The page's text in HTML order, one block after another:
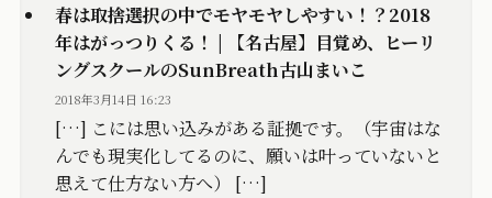
春は取捨選択の中でモヤモヤしやすい！？2018
年はがっつりくる！ | 【名古屋】目覚め、ヒーリ
ングスクールのSunBreath古山まいこ
2018年3月14日 16:23
[…] こには思い込みがある証拠です。（宇宙はな
んでも現実化してるのに、願いは叶っていないと
思えて仕方ない方へ） […]